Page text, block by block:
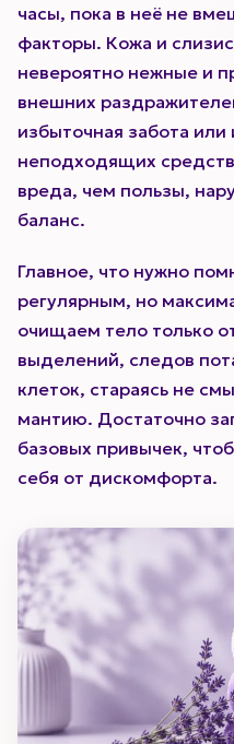
часы, пока в неё не
факторы. Кожа и
невероятно нежные и
внешних
избыточная забота или
неподходящих
вреда, чем пользы,
баланс.
Главное, что нужно
регулярным, но
очищаем тело только
выделений, следов
клеток, стараясь не
мантию. Достаточно
базовых привычек,
себя от дискомфорта.